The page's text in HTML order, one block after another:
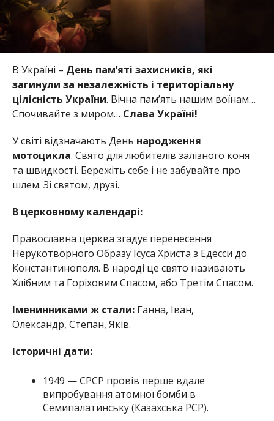
В Україні – День пам’яті захисників, які
загинули за незалежність і територіальну
цілісність України. Вічна пам’ять нашим воїнам…
Спочивайте з миром… Слава Україні!
У світі відзначають День народження
мотоцикла. Свято для любителів залізного коня
та швидкості. Бережіть себе і не забувайте про
шлем. Зі святом, друзі.
В церковному календарі:
Православна церква згадує перенесення
Нерукотворного Образу Ісуса Христа з Едесси до
Константинополя. В народі це свято називають
Хлібним та Горіховим Спасом, або Третім Спасом.
Іменинниками ж стали: Ганна, Іван,
Олександр, Степан, Яків.
Історичні дати:
1949 — СРСР провів перше вдале
випробування атомної бомби в
Семипалатинську (Казахська РСР).